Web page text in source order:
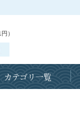
）
カテゴリ一覧